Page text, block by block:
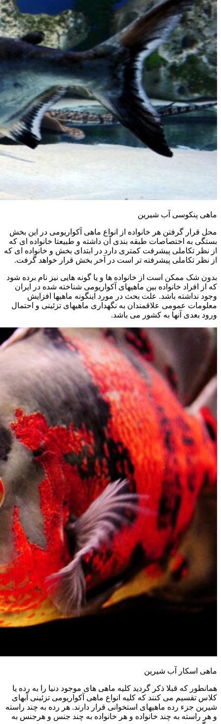
ماهی پنکوسی آب شیرین
محل قرار گرفتن هر خانواده از انواع ماهی آکواریومی در این بخش
بستگی به اختصاصات طبقه بندی آن داشته و طبیعتا خانواده ای که
از نظر تکاملی پیشرفت کمتری دارد در ابتدای بخش و خانواده ای که
از نظر تکاملی پیشرفته تر است در آخر بخش قرار خواهد گرفت.
بدون شک ممکن است از خانواده ها و یا گونه هایی نیز نام برده شود
که از افراد خانواده بین ماهیهای آکواریومی شناخته شده در ایران
وجود نداشته باشد. علت بحث در مورد اینگونه ماهیها افزایش
معلومات عمومی علاقمندان به نگهداری ماهیهای تزئینی و احتمال
ورود بعدی آنها به کشور می باشد.
ماهی اسکار آب شیرین
همانطور که قبلا ذکر گردید کلیه ماهی های موجود دنیا را به رده یا
کلاس تقسیم می کنند که کلیه انواع ماهی آکواریومی تزئینی آبهای
شیرین جزء رده ماهیهای استخوانی قرار دارند. هر رده به چند راسته
و هر راسته به چند خانواده و هر خانواده به چند جنس و هرجنس به